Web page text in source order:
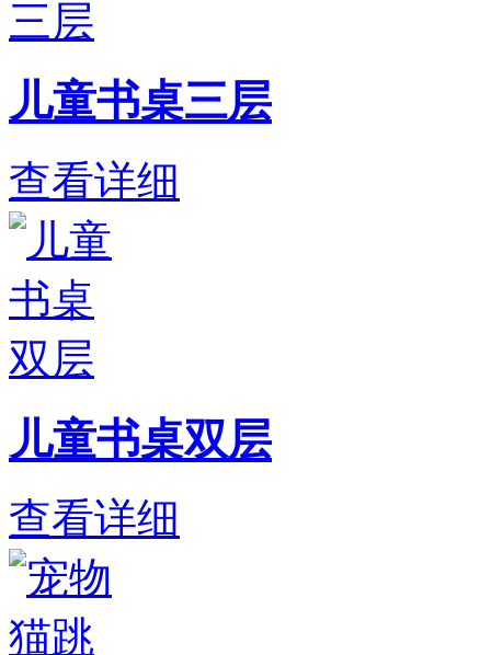
儿童书桌三层
查看详细
儿童书桌双层
查看详细